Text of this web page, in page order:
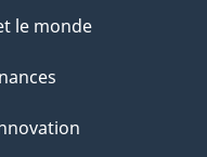
le monde